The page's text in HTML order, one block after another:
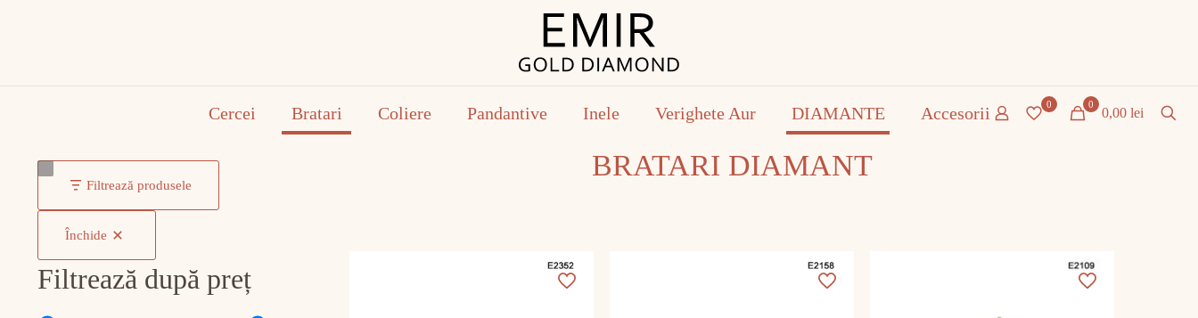
Cercei Bratari Coliere Pandantive Inele Verighete Aur DIAMANTE Accesorii 0 0
0,00 lei
BRATARI DIAMANT
Filtrează produsele
Închide
Filtrează după preț